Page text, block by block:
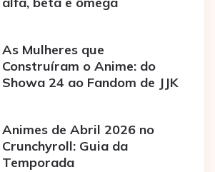
As Mulheres que
Construíram o Anime: do
Showa 24 ao Fandom de JJK
Animes de Abril 2026 no
Crunchyroll: Guia da
Temporada